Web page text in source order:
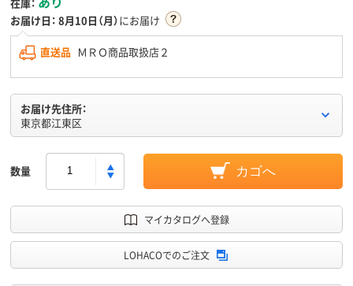
お届け日： 8月10日（月）にお届け
直送品 ＭＲＯ商品取扱店２
お届け先住所：
東京都江東区
数量 カゴへ
マイカタログへ登録
LOHACOでのご注文